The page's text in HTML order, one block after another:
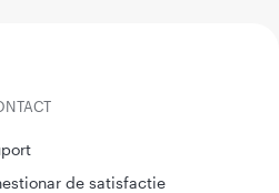
de satisfactie